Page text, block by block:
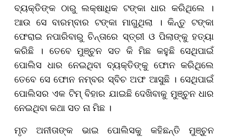
ବ୍ୟକ୍ତିଙ୍କ ଠାରୁ ଲକ୍ଷାଧିକ ଟଙ୍କା ଧାର କରିଥିଲେ ।
ଆଉ ସେ ବାରମ୍ବାର ଟଙ୍କା ମାଗୁଥିଲା । କିନ୍ତୁ ଟଙ୍କା
ଫେରାଇ ନପାରିବାରୁ ଚିନ୍ତାରେ ସ୍ତ୍ରୀ ଓ ପିଲାଙ୍କୁ ହତ୍ୟା
କରିଛି । ତେବେ ମୁଞ୍ଚୁନ ସତ କି ମିଛ କହୁଛି ସେଥିପାଇଁ
ପୋଲିସ ଧାର ନେଇଥିବା ବ୍ୟକ୍ତିଙ୍କୁ ଫୋନ କରିଥିଲେ
ତେବେ ସେ ଫୋନ ନମ୍ବର ସ୍ବିଚ ଅଫ ଆସୁଛି । ସେଥିପାଇଁ
ପୋଲିସର ଏକ ଟିମ୍‌ ବିହାର ଯାଇଛି ଦେଖିବାକୁ ମୁଞ୍ଚୁନ ଧାର
ନେଇଥିବା କଥା ସତ ନା ମିଛ ।
ମୃତ ଅନୀତାଙ୍କ ଭାଇ ପୋଲିସକୁ କହିଛନ୍ତି ମୁଞ୍ଚୁନ